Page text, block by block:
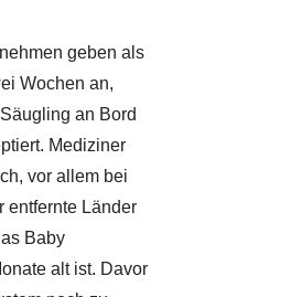
geben als
Wochen an,
an Bord
Mediziner
vor allem bei
entfernte Länder
Baby
alt ist. Davor